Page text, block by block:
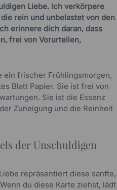
Liebe. Ich verkörpere
rein und unbelastet von den
erinnere dich daran, dass
frei von Vorurteilen,
ein frischer Frühlingsmorgen,
Blatt Papier. Sie ist frei von
Sie ist die Essenz
Zuneigung und die Reinheit
der Unschuldigen
repräsentiert diese sanfte,
du diese Karte ziehst, lädt